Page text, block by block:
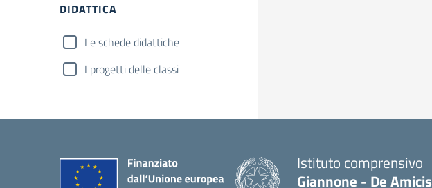
DIDATTICA
Le schede didattiche
I progetti delle classi
Istituto comprensivo
Giannone - De Amicis